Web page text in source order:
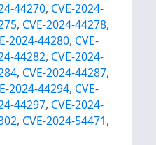
44270, CVE-2024-
, CVE-2024-44278,
2024-44280, CVE-
44282, CVE-2024-
, CVE-2024-44287,
2024-44294, CVE-
44297, CVE-2024-
, CVE-2024-54471,